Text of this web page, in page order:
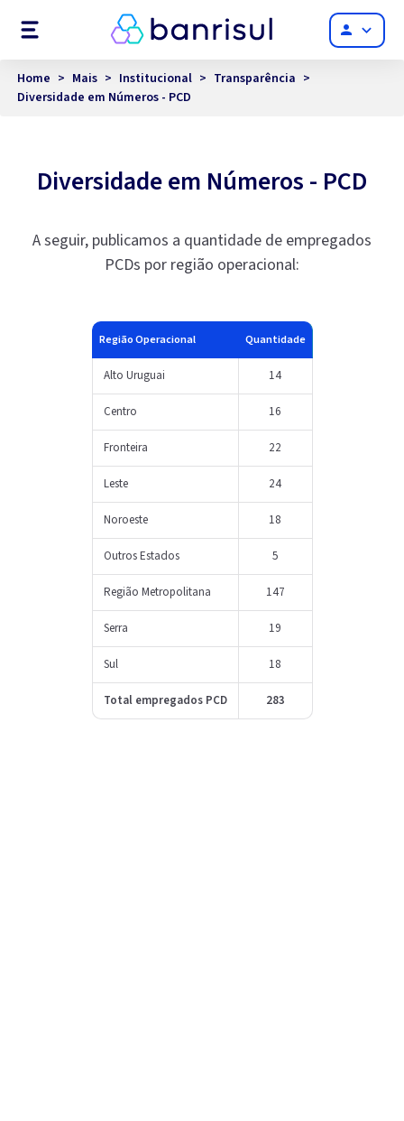
Menu person
Home > Mais > Institucional > Transparência >
Diversidade em Números - PCD
Diversidade em Números - PCD
A seguir, publicamos a quantidade de empregados
PCDs por região operacional:
Região Operacional Quantidade
Alto Uruguai 14
Centro 16
Fronteira 22
Leste 24
Noroeste 18
Outros Estados 5
Região Metropolitana 147
Serra 19
Sul 18
Total empregados PCD 283